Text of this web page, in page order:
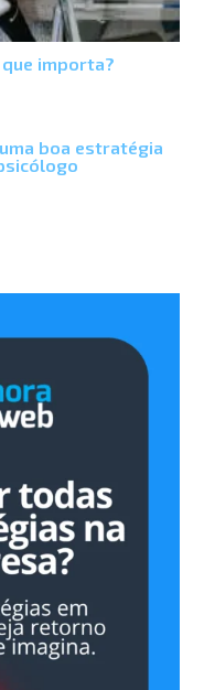
importa?
boa estratégia